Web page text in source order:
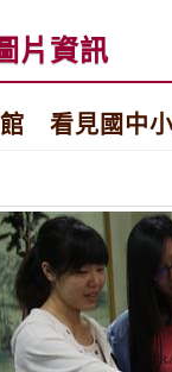
片資訊
看見國中